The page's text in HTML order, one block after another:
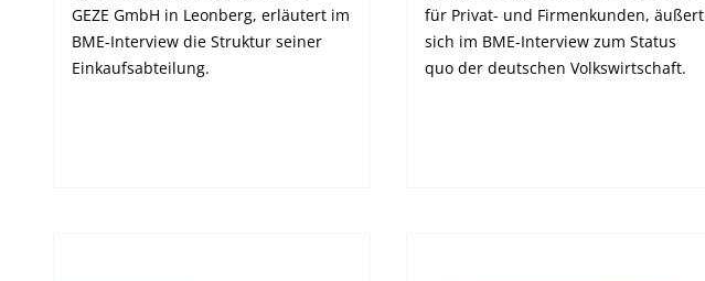
GEZE GmbH in Leonberg, erläutert im
BME-Interview die Struktur seiner
Einkaufsabteilung.
für Privat- und Firmenkunden, äußert
sich im BME-Interview zum Status
quo der deutschen Volkswirtschaft.